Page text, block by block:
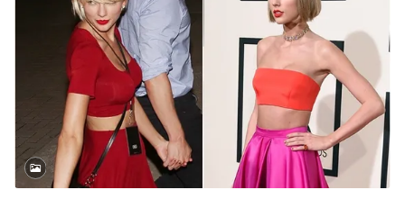
Thế giới
Thế giới đó đây
Câu chuyện quốc tế
Kinh tế
Tài chính
Thị trường
Dữ liệu và đời sống